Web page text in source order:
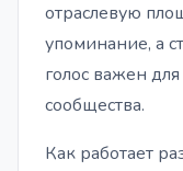
отраслевую
упоминание, а
голос важен
сообщества.
Как работает